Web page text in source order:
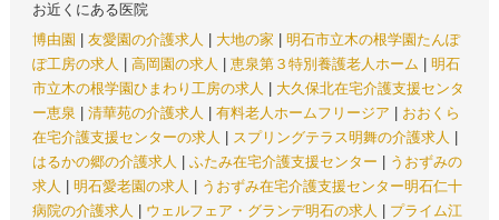
お近くにある医院
博由園
友愛園の介護求人 大地の家
明石市立木の根学園たんぽ
ぽ工房の求人
高岡園の求人 恵泉第３特別養護老人ホーム
明石
市立木の根学園ひまわり工房の求人
大久保北在宅介護支援センタ
ー恵泉
清華苑の介護求人 有料老人ホームフリージア
おおくら
在宅介護支援センターの求人
スプリングテラス明舞の介護求人
はるかの郷の介護求人
ふたみ在宅介護支援センター
うおずみの
求人
明石愛老園の求人
うおずみ在宅介護支援センター明石仁十
病院の介護求人
ウェルフェア・グランデ明石の求人
プライム江